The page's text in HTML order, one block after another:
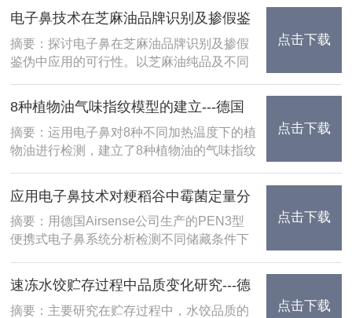
中理化指标变化，选择电子鼻测定煎炸过程
中的挥发性气体变化，结合主成分分析
(PCA)、聚......
点击下载
电子鼻技术在芝麻油品牌识别及掺假鉴
伪中的应用---德国AIRSENSE电子鼻
摘要：探讨电子鼻在芝麻油品牌识别及掺假
鉴伪中应用的可行性。以芝麻油纯品及不同
电子鼻传感器分析技术及偏最小二乘回归分
析等数据处理技术对结果图谱进行解析。结
果显示：电......
点击下载
8种植物油气味指纹模型的建立---德国
AIRSENSE电子鼻
摘要：运用电子鼻对8种不同加热温度下的植
物油进行检测，建立了8种植物油的气味指纹
过判别函数法(DFA)对其进行验证。结果表
明：电子鼻能够很好地对不同种类以及不......
点击下载
应用电子鼻技术对粳稻谷中霉菌定量分
析---德国AIRSENSE电子鼻
摘要：用德国Airsense公司生产的PEN3型
便携式电子鼻系统分析检测不同储藏条件下
分析，不同储藏条件的粳稻谷样品可以很好
的被区分；利用Loadings分析传......
点击下载
速冻水饺贮存过程中品质变化研究---德
国AIRSENSE电子鼻
摘要：主要研究在贮存过程中，水饺品质的